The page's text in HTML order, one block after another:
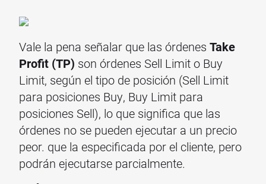
Vale la pena señalar que las órdenes Take
Profit (TP) son órdenes Sell Limit o Buy
Limit, según el tipo de posición (Sell Limit
para posiciones Buy, Buy Limit para
posiciones Sell), lo que significa que las
órdenes no se pueden ejecutar a un precio
peor. que la especificada por el cliente, pero
podrán ejecutarse parcialmente.